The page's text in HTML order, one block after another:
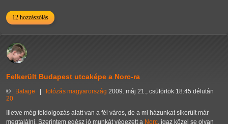
12 hozzászólás
Felkerült Budapest utcaképe a Norc-ra
© Balage fotózás magyarország 2009. máj 21., csütörtök 18:45 délután
20
Illetve még feldolgozás alatt van a fél város, de a mi házunkat sikerült már
megtalálni. Szerintem egész jó munkát végezett a Norc, igaz közel se olyan